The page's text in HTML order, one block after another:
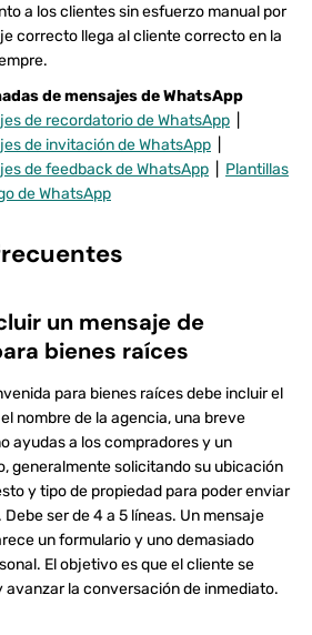
a los clientes sin esfuerzo manual por
correcto llega al cliente correcto en la
de mensajes de WhatsApp
de recordatorio de WhatsApp
de invitación de WhatsApp
de feedback de WhatsApp
Plantillas
de WhatsApp
un mensaje de
bienes raíces
para bienes raíces debe incluir el
nombre de la agencia, una breve
ayudas a los compradores y un
generalmente solicitando su ubicación
y tipo de propiedad para poder enviar
ser de 4 a 5 líneas. Un mensaje
un formulario y uno demasiado
El objetivo es que el cliente se
la conversación de inmediato.